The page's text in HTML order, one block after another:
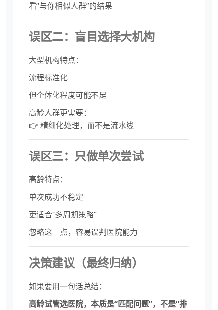
看“与你相似人群”的结果
误区二：盲目选择大机构
大型机构特点：
流程标准化
但个体化程度可能不足
高龄人群更需要：
👉 精细化处理，而不是流水线
误区三：只做单次尝试
高龄特点：
单次成功不稳定
更适合“多周期策略”
忽略这一点，容易误判医院能力
决策建议（最终归纳）
如果要用一句话总结：
高龄试管选医院，本质是“匹配问题”，不是“排